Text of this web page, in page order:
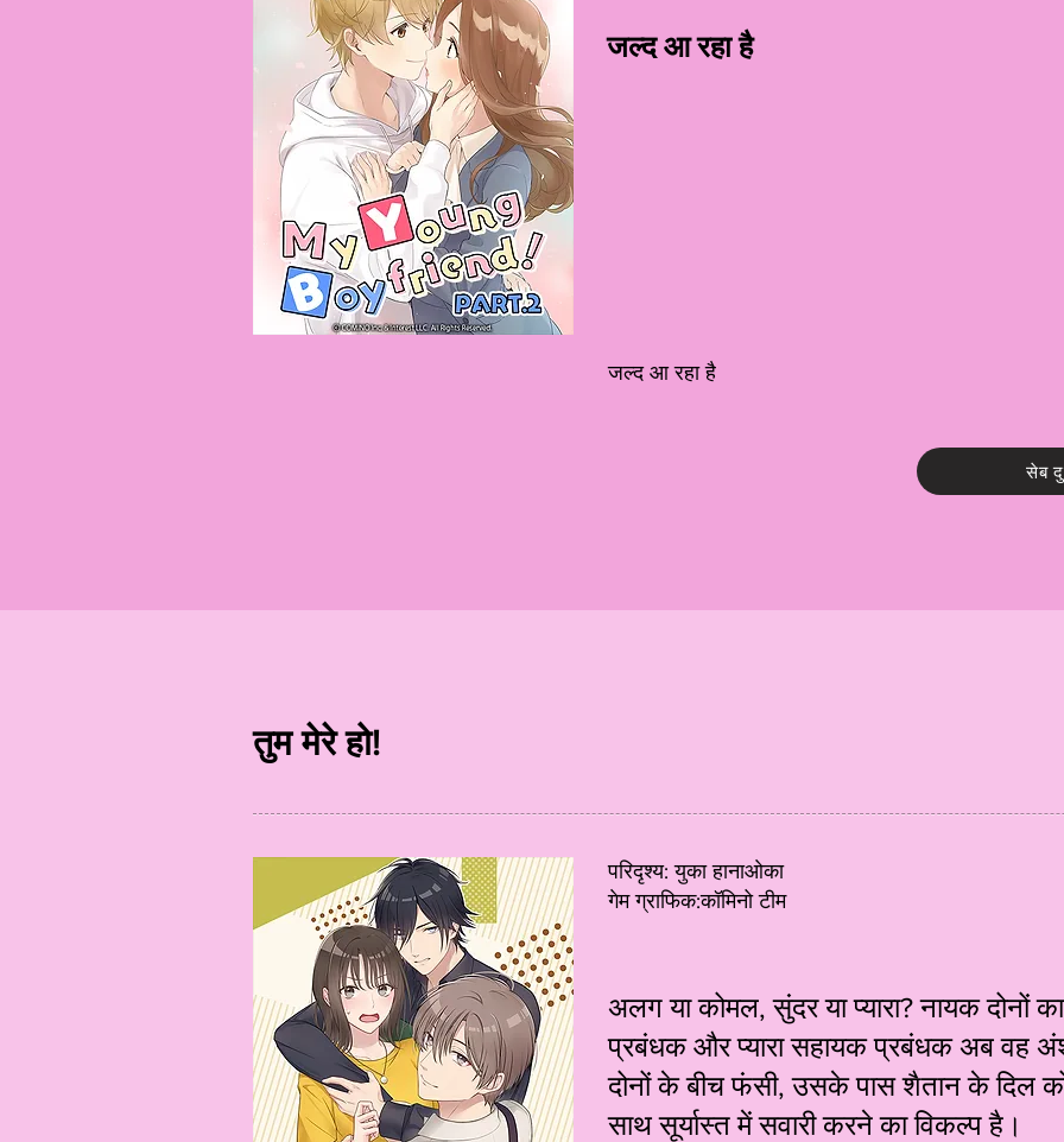
जल्द आ रहा है
जल्द आ रहा है
सेब
तुम मेरे हो!
परिदृश्य: युका हानाओका
गेम ग्राफिक:कॉमिनो टीम
अलग या कोमल, सुंदर या प्यारा? नायक दोनों
प्रबंधक और प्यारा सहायक प्रबंधक अब वह
दोनों के बीच फंसी, उसके पास शैतान के दिल
साथ सूर्यास्त में सवारी करने का विकल्प है।